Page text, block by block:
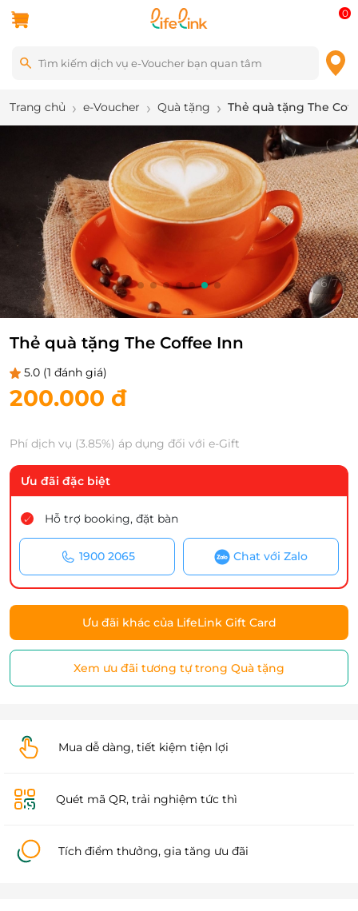
0
Trang chủ e-Voucher Quà tặng Thẻ quà tặng The
6/7
Thẻ quà tặng The Coffee Inn
5.0 (1 đánh giá)
200.000 đ
Phí dịch vụ (3.85%) áp dụng đối với e-Gift
Ưu đãi đặc biệt
Hỗ trợ booking, đặt bàn
1900 2065 Chat với Zalo
Ưu đãi khác của LifeLink Gift Card
Xem ưu đãi tương tự trong Quà tặng
Mua dễ dàng, tiết kiệm tiện lợi
Quét mã QR, trải nghiệm tức thì
Tích điểm thưởng, gia tăng ưu đãi